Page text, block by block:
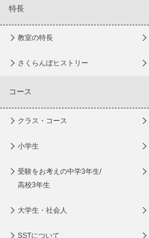
特長
教室の特長
さくらんぼヒストリー
コース
クラス・コース
小学生
受験をお考えの中学3年生/
高校3年生
大学生・社会人
SSTについて